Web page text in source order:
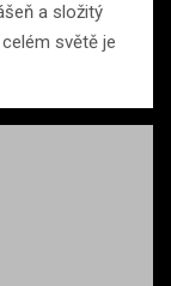
a složitý
světě je